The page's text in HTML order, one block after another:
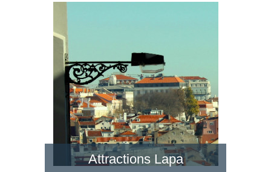
Attractions Lapa